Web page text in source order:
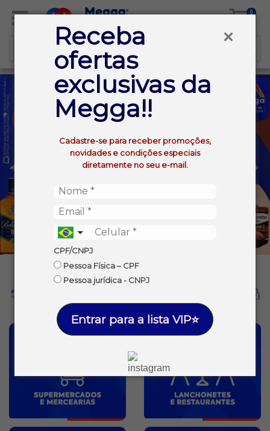
Receba
ofertas
exclusivas da
Megga!!
Cadastre-se para receber promoções,
novidades e condições especiais
diretamente no seu e-mail.
CPF/CNPJ
Pessoa Física – CPF
Pessoa jurídica - CNPJ
Entrar para a lista VIP⭐
0